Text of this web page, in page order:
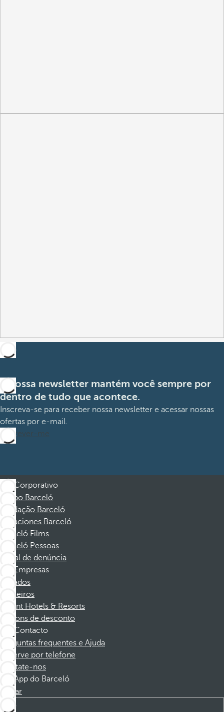
A nossa newsletter mantém você sempre por
dentro de tudo que acontece.
Inscreva-se para receber nossa newsletter e acessar nossas
ofertas por e-mail.
Inscrever-me
Corporativo
Grupo Barceló
Fundação Barceló
Vacaciones Barceló
Barceló Films
Barceló Pessoas
Canal de denúncia
Empresas
Afiliados
Parceiros
Dorint Hotels & Resorts
Cupons de desconto
Contacto
Perguntas frequentes e Ajuda
Reserve por telefone
Contate-nos
App do Barceló
Baixar